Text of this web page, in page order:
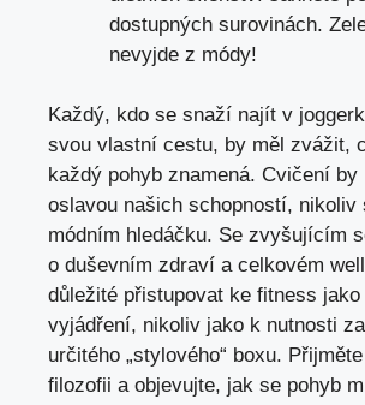
dostupných surovinách.
nevyjde z módy!
Každý, kdo se snaží najít v
svou vlastní cestu, by měl zvážit,
každý pohyb znamená. Cvičení by
oslavou našich schopností, nikoliv
módním hledáčku. Se zvyšujícím
o duševním zdraví a celkovém
důležité přistupovat ke fitness
vyjádření, nikoliv jako k nutnosti
určitého „stylového“ boxu.
filozofii a objevujte, jak se pohyb